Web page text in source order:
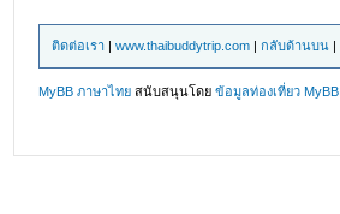
ติดต่อเรา |www.thaibuddytrip.com |กลับด้านบน |
MyBB ภาษาไทย สนับสนุนโดยข้อมูลท่องเที่ยว MyBB